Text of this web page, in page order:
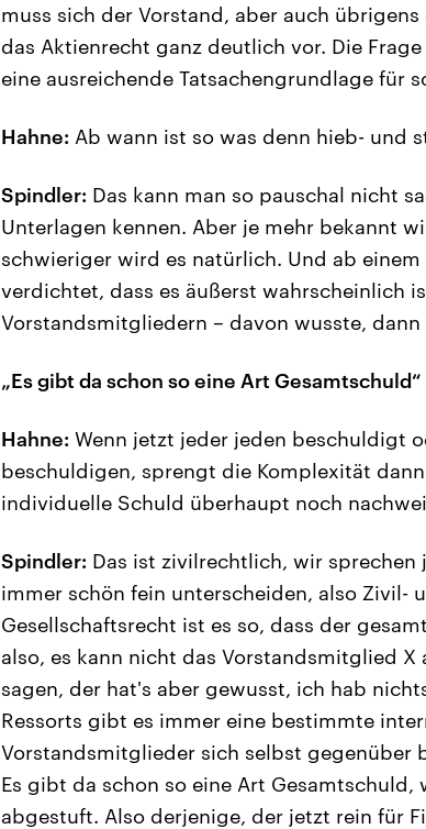
muss sich der Vorstand, aber auch
das Aktienrecht ganz deutlich vor. Die
eine ausreichende Tatsachengrundlage für
Hahne: Ab wann ist so was denn hieb- und
Spindler: Das kann man so pauschal nicht
Unterlagen kennen. Aber je mehr bekannt
schwieriger wird es natürlich. Und ab
verdichtet, dass es äußerst wahrscheinlich
Vorstandsmitgliedern – davon wusste,
„Es gibt da schon so eine Art Gesamtschuld“
Hahne: Wenn jetzt jeder jeden beschuldigt
beschuldigen, sprengt die Komplexität
individuelle Schuld überhaupt noch
Spindler: Das ist zivilrechtlich, wir
immer schön fein unterscheiden, also Zivil-
Gesellschaftsrecht ist es so, dass der
also, es kann nicht das Vorstandsmitglied
sagen, der hat's aber gewusst, ich hab
Ressorts gibt es immer eine bestimmte
Vorstandsmitglieder sich selbst gegenüber
Es gibt da schon so eine Art
abgestuft. Also derjenige, der jetzt rein für